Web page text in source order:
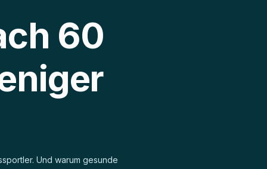
60
Und warum gesunde